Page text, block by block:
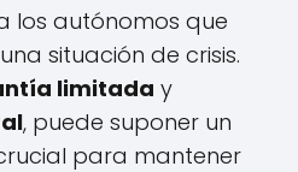
los autónomos que
situación de crisis.
limitada y
, puede suponer un
para mantener